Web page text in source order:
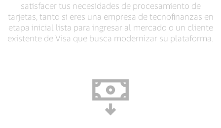
satisfacer tus necesidades de procesamiento de
tarjetas, tanto si eres una empresa de tecnofinanzas en
etapa inicial lista para ingresar al mercado o un cliente
existente de Visa que busca modernizar su plataforma.